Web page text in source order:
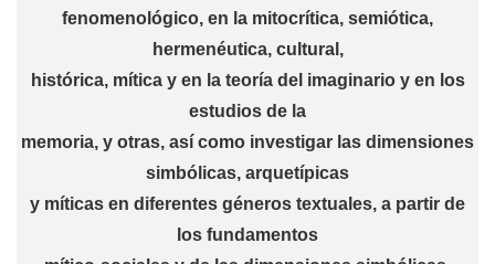
fenomenológico, en la mitocrítica, semiótica,
hermenéutica, cultural,
histórica, mítica y en la teoría del imaginario y en los
estudios de la
memoria, y otras, así como investigar las dimensiones
simbólicas, arquetípicas
y míticas en diferentes géneros textuales, a partir de
los fundamentos